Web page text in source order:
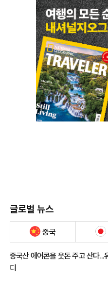
글로벌 뉴스
중국
중국산 에어콘을 웃돈 주고 산다...
디